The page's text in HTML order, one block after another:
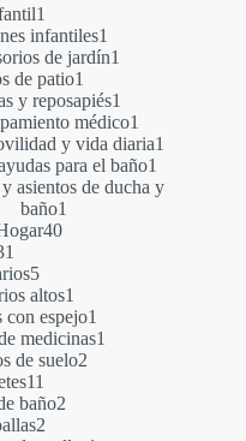
productos
1
producto
infantiles1
producto
de jardín1
de patio1
producto
y reposapiés1
producto
médico1
producto
y vida diaria1
para el baño1
producto
asientos de ducha y
baño1
4040
productos
55
productos
altos1
producto
espejo1
producto
medicinas1
de suelo2
11
productos
baño22
2